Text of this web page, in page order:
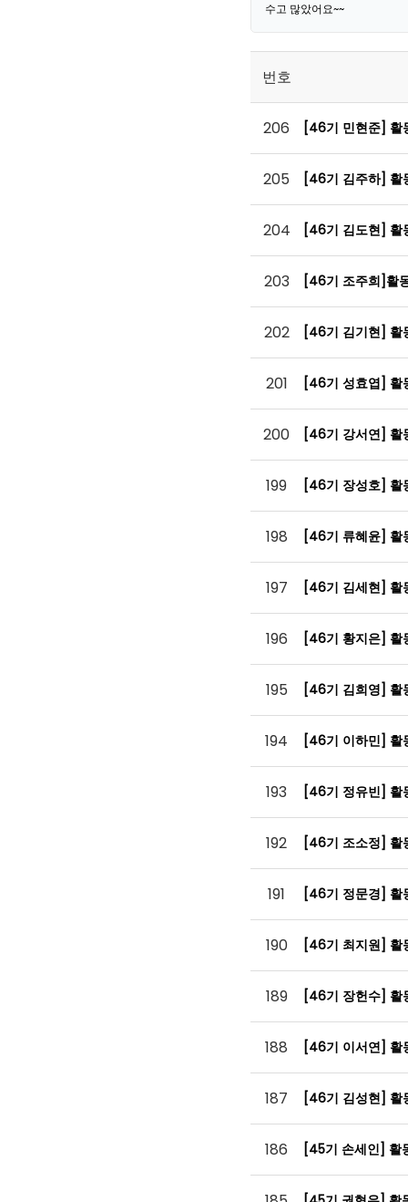
수고 많았어요~~
번호
206 [46기 민현준] 활
205 [46기 김주하] 활
204 [46기 김도현] 활
203 [46기 조주희]활
202 [46기 김기현] 활
201 [46기 성효엽] 활
200 [46기 강서연] 활
199 [46기 장성호] 활
198 [46기 류혜윤] 활
197 [46기 김세현] 활
196 [46기 황지은] 활
195 [46기 김희영] 활
194 [46기 이하민] 활
193 [46기 정유빈] 활
192 [46기 조소정] 활
191 [46기 정문경] 활
190 [46기 최지원] 활
189 [46기 장헌수] 활
188 [46기 이서연] 활
187 [46기 김성현] 활
186 [45기 손세인] 활